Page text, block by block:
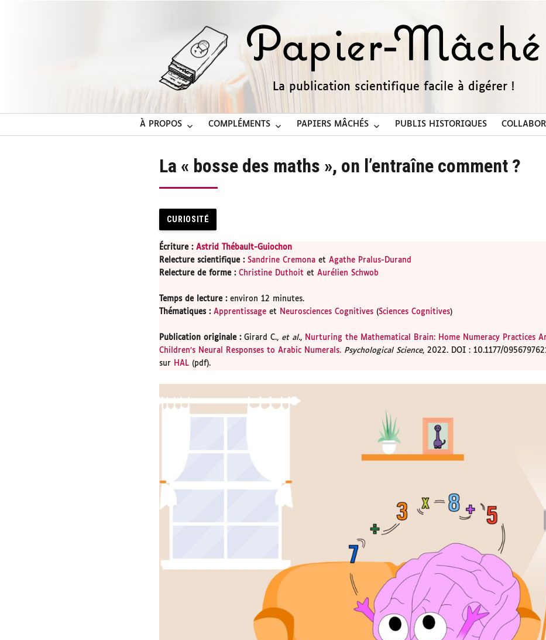
La publication scientifique facile à digérer !
À PROPOS COMPLÉMENTS PAPIERS MÂCHÉS PUBLIS HISTORIQUES
La « bosse des maths », on l’entraîne comment ?
CURIOSITÉ
Écriture : Astrid Thébault-Guiochon
Relecture scientifique : Sandrine Cremona et Agathe Pralus-Durand
Relecture de forme: Christine Duthoit et Aurélien Schwob
Temps de lecture:environ 12 minutes.
Thématiques: Apprentissage et Neurosciences Cognitives (Sciences Cognitives)
Publication originale: Girard C., et al., Nurturing the Mathematical Brain: Home Numeracy Practices
Children’s Neural Responses to Arabic Numerals. Psychological Science, 2022. DOI : 10.1177/
sur HAL (pdf).